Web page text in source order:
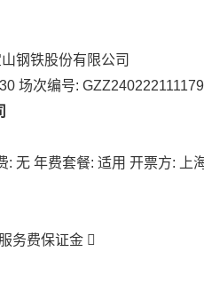
钢铁股份有限公司
场次编号:
: 无 年费套餐: 适用 开票方: 上
务费保证金 